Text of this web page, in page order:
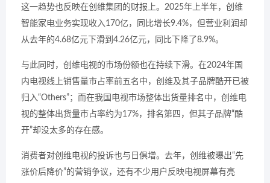
这一趋势也反映在创维集团的财报上。2025年上半年，创维
智能家电业务实现收入170亿，同比增长9.4%，但营业利润却
从去年的4.68亿元下滑到4.26亿元，同比下降了8.9%。
与此同时，创维电视的市场份额也在持续下滑。在2024年国
内电视线上销售量市占率前五名中，创维及其子品牌酷开已被
归入“Others”；而在我国电视市场整体出货量排名中，创维电
视的整体出货量市占率约为17%，排名第四，但其子品牌“酷
开”却没太多的存在感。
消费者对创维电视的投诉也与日俱增。去年，创维被曝出“先
涨价后降价”的营销争议，还有不少用户反映电视屏幕有亮